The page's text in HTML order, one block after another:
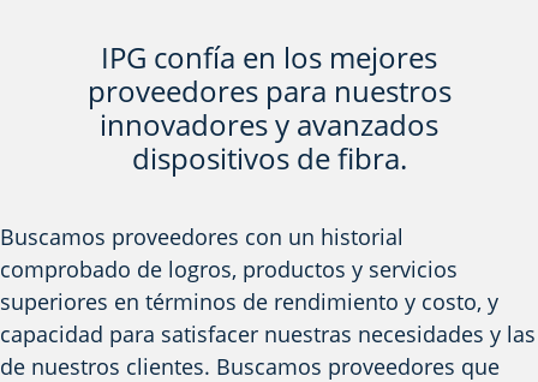
IPG confía en los mejores
proveedores para nuestros
innovadores y avanzados
dispositivos de fibra.
Buscamos proveedores con un historial
comprobado de logros, productos y servicios
superiores en términos de rendimiento y costo, y
capacidad para satisfacer nuestras necesidades y las
de nuestros clientes. Buscamos proveedores que